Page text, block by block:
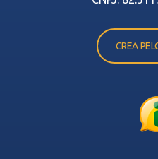
CREA